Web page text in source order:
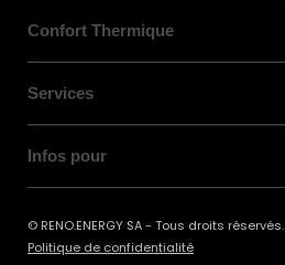
Confort Thermique
Services
Infos pour
© RENO.ENERGY SA - Tous droits réservés.
Politique de confidentialité